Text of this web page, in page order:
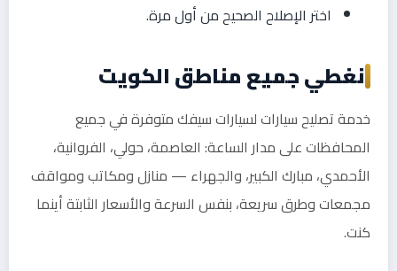
اختر الإصلاح الصحيح من أول مرة.
نغطي جميع مناطق الكويت
خدمة تصليح سيارات لسيارات سيفك متوفرة في جميع
المحافظات على مدار الساعة: العاصمة، حولي، الفروانية،
الأحمدي، مبارك الكبير، والجهراء — منازل ومكاتب ومواقف
مجمعات وطرق سريعة، بنفس السرعة والأسعار الثابتة أينما
كنت.